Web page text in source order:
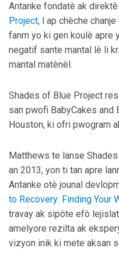
Antanke fondatè ak
Project, l ap chèche
fanm yo ki gen koulè apre
negatif sante mantal lè li
mantal matènèl.
Shades of Blue Project
san pwofi BabyCakes and
Houston, ki ofri pwogram
Matthews te lanse
an 2013, yon ti tan apre
Antanke otè jounal
to Recovery: Finding Your
travay ak sipòte efò
amelyore rezilta ak
vizyon inik ki mete aksan